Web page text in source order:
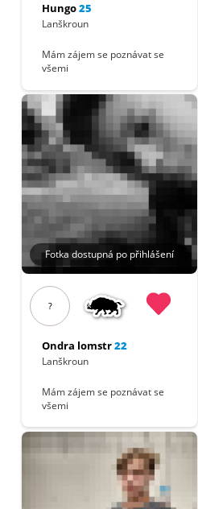
Hungo25
Lanškroun
Mám zájem se poznávat se
všemi
Fotka dostupná po přihlášení
?
Ondra lomstr22
Lanškroun
Mám zájem se poznávat se
všemi